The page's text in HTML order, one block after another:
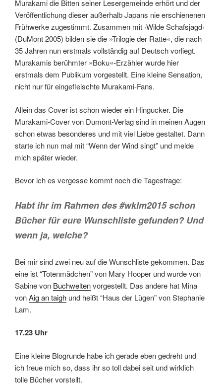
Murakami die Bitten seiner Lesergemeinde erhört und der
Veröffentlichung dieser außerhalb Japans nie erschienenen
Frühwerke zugestimmt. Zusammen mit ›Wilde Schafsjagd‹
(DuMont 2005) bilden sie die »Trilogie der Ratte«, die nach
35 Jahren nun erstmals vollständig auf Deutsch vorliegt.
Murakamis berühmter »Boku«-Erzähler wurde hier
erstmals dem Publikum vorgestellt. Eine kleine Sensation,
nicht nur für eingefleischte Murakami-Fans.
Allein das Cover ist schon wieder ein Hingucker. Die
Murakami-Cover von Dumont-Verlag sind in meinen Augen
schon etwas besonderes und mit viel Liebe gestaltet. Dann
starte ich nun mal mit “Wenn der Wind singt” und melde
mich später wieder.
Bevor ich es vergesse kommt noch die Tagesfrage:
Habt ihr im Rahmen des #wklm2015 schon
Bücher für eure Wunschliste gefunden? Und
wenn ja, welche?
Bei mir sind zwei neu auf die Wunschliste gekommen. Das
eine ist “Totenmädchen” von Mary Hooper und wurde von
Sabine von Buchweltenvorgestellt. Das andere hat Mina
vonAig an taigh und heißt “Haus der Lügen” von Stephanie
Lam.
17.23 Uhr
Eine kleine Blogrunde habe ich gerade eben gedreht und
ich freue mich so, dass ihr so toll dabei seit und wirklich
tolle Bücher vorstellt.